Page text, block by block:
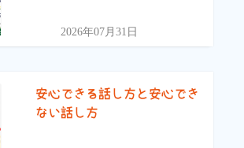
2026年07月31日
安心できる話し方と安心でき
ない話し方